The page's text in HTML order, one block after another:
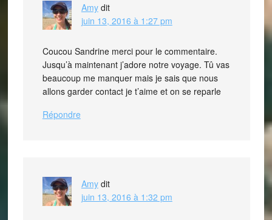
Amy dit
juin 13, 2016 à 1:27 pm
Coucou Sandrine merci pour le commentaire.
Jusqu’à maintenant j’adore notre voyage. Tû vas
beaucoup me manquer mais je sais que nous
allons garder contact je t’aime et on se reparle
Répondre
Amy dit
juin 13, 2016 à 1:32 pm